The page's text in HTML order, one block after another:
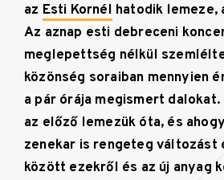
az Esti Kornél hatodik lemeze,
Az aznap esti debreceni
meglepettség nélkül
közönség soraiban mennyien
a pár órája megismert
az előző lemezük óta, és
zenekar is rengeteg változást
között ezekről és az új anyag